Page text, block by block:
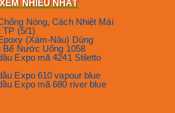
NHIỀU NHẤT
Nóng, Cách Nhiệt Mái
TP (5/1)
(Xám-Nâu) Dùng
Bể Nước Uống 1058
Expo mã 4241 Stiletto
Expo 610 vapour blue
Expo mã 680 river blue